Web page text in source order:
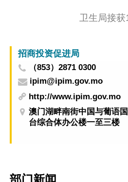
卫生局接
招商投资促进局
（853）2871 0300
ipim@ipim.gov.mo
http://www.ipim.gov.mo
澳门湖畔南街中国与葡语
台综合体办公楼一至三楼
部门新闻